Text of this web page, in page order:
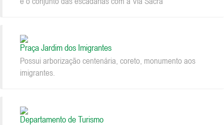
Praça Jardim dos Imigrantes
Possui arborização centenária, coreto, monumento aos
imigrantes.
Departamento de Turismo